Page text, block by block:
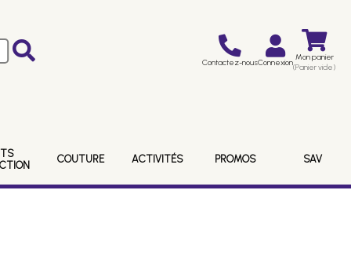
Contactez-nousConnexion Mon panier
(Panier vide)
COUTURE ACTIVITÉS PROMOS SAV